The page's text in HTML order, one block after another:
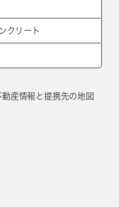
クリート
産情報と提携先の地図